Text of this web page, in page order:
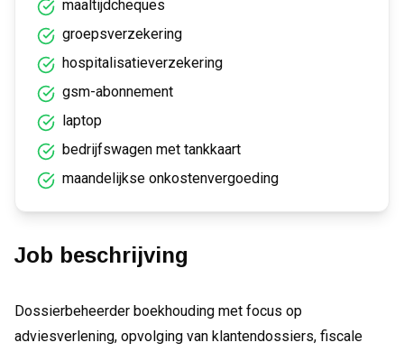
maaltijdcheques
groepsverzekering
hospitalisatieverzekering
gsm-abonnement
laptop
bedrijfswagen met tankkaart
maandelijkse onkostenvergoeding
Job beschrijving
Dossierbeheerder boekhouding met focus op
adviesverlening, opvolging van klantendossiers, fiscale